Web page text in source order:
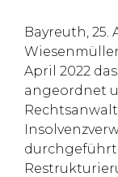
Bayreuth, 25.
Wiesenmüller
April 2022
angeordnet